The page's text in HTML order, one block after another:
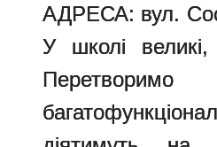
АДРЕСА: вул.
У школі